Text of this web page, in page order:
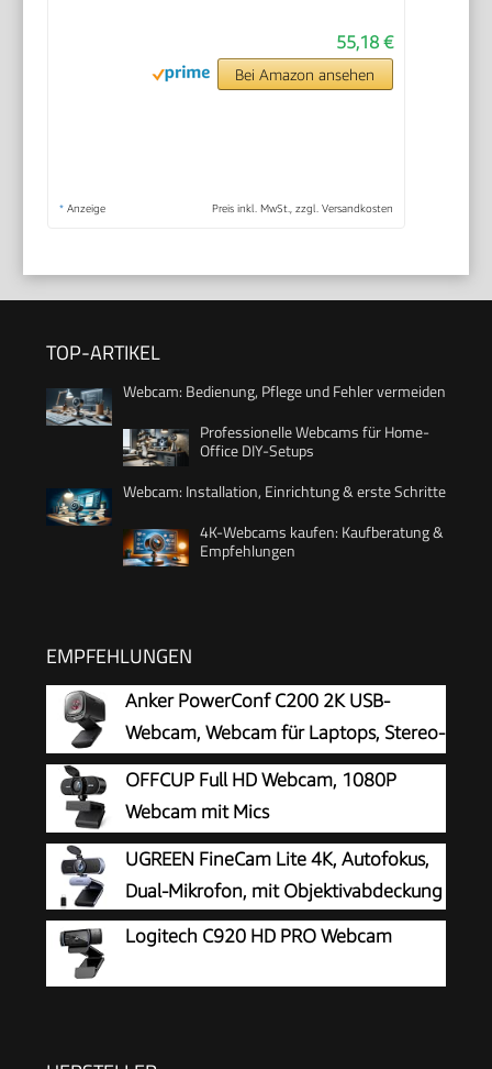
55,18 €
Bei Amazon ansehen
* Anzeige Preis inkl. MwSt., zzgl. Versandkosten
TOP-ARTIKEL
Webcam: Bedienung, Pflege und Fehler vermeiden
Professionelle Webcams für Home-
Office DIY-Setups
Webcam: Installation, Einrichtung & erste Schritte
4K-Webcams kaufen: Kaufberatung &
Empfehlungen
EMPFEHLUNGEN
Anker PowerConf C200 2K USB-
Webcam, Webcam für Laptops, Stereo-
Mikrofone
OFFCUP Full HD Webcam, 1080P
Webcam mit Mics
Geräuschunterdrückung, USB Webcam
Autofokus Streaming Kamera für PC Laptop für
Live-Streaming Videoanruf Konferenz Online-
Unterricht Spiel
UGREEN FineCam Lite 4K, Autofokus,
Dual-Mikrofon, mit Objektivabdeckung
Logitech C920 HD PRO Webcam